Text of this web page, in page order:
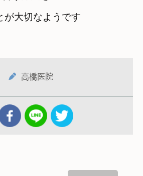
が大切なようです
高橋医院